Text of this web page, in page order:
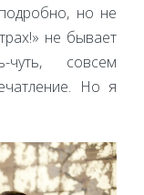
но не
не бывает
совсем
Но я